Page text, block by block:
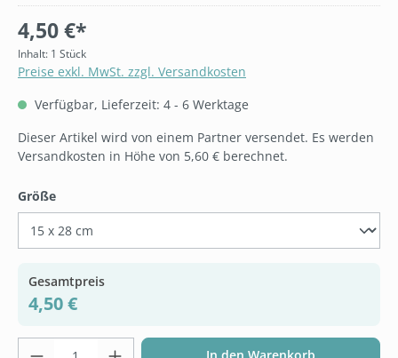
4,50 €*
Inhalt: 1 Stück
Preise exkl. MwSt. zzgl. Versandkosten
Verfügbar, Lieferzeit: 4 - 6 Werktage
Dieser Artikel wird von einem Partner versendet. Es werden
Versandkosten in Höhe von 5,60 € berechnet.
Größeauswählen
Gesamtpreis
4,50 €
Produkt Anzahl: Gib den gewünschten